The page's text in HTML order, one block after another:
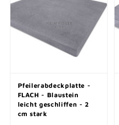
Pfeilerabdeckplatte -
FLACH - Blaustein
leicht geschliffen - 2
cm stark